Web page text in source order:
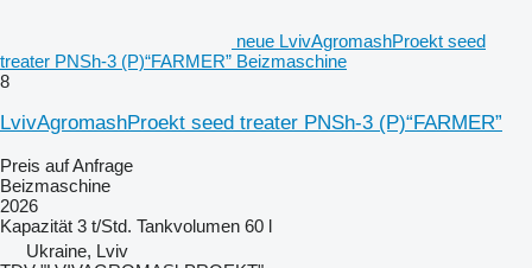
neue LvivAgromashProekt seed
treater PNSh-3 (P)“FARMER” Beizmaschine
8
LvivAgromashProekt seed treater PNSh-3 (P)“FARMER”
Preis auf Anfrage
Beizmaschine
2026
Kapazität 3 t/Std. Tankvolumen 60 l
Ukraine, Lviv